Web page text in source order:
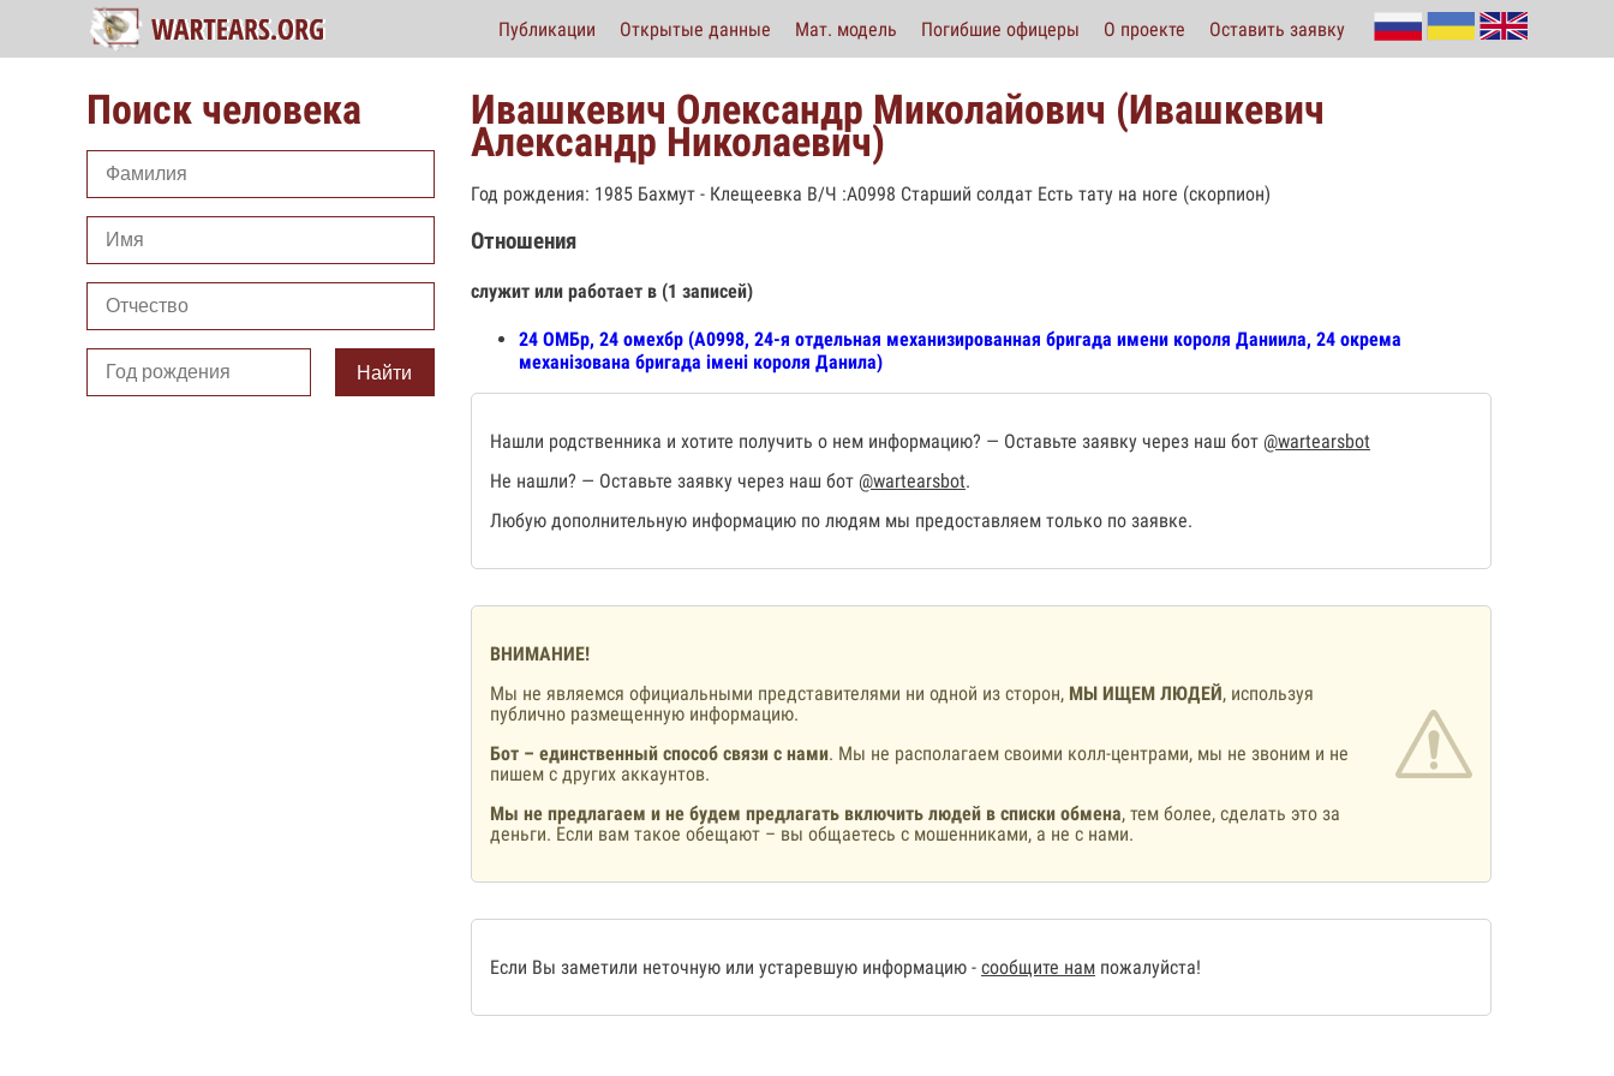
Публикации Открытые данные Мат. модель Погибшие офицеры О проекте Оставить заявку
Поиск человека
Найти
Ивашкевич Олександр Миколайович (Ивашкевич
Александр Николаевич)
Год рождения: 1985 Бахмут - Клещеевка В/Ч :А0998 Старший солдат Есть тату на ноге (скорпион)
Отношения
служит или работает в (1 записей)
24 ОМБр, 24 омехбр (А0998, 24-я отдельная механизированная бригада имени короля Даниила, 24 окрема
механізована бригада імені короля Данила)
Нашли родственника и хотите получить о нем информацию? — Оставьте заявку через наш бот @wartearsbot
Не нашли? — Оставьте заявку через наш бот @wartearsbot.
Любую дополнительную информацию по людям мы предоставляем только по заявке.
ВНИМАНИЕ!
Мы не являемся официальными представителями ни одной из сторон, МЫ ИЩЕМ ЛЮДЕЙ, используя
публично размещенную информацию.
Бот – единственный способ связи с нами. Мы не располагаем своими колл-центрами, мы не звоним и не
пишем с других аккаунтов.
Мы не предлагаем и не будем предлагать включить людей в списки обмена, тем более, сделать это за
деньги. Если вам такое обещают – вы общаетесь с мошенниками, а не с нами.
Если Вы заметили неточную или устаревшую информацию - сообщите нам пожалуйста!